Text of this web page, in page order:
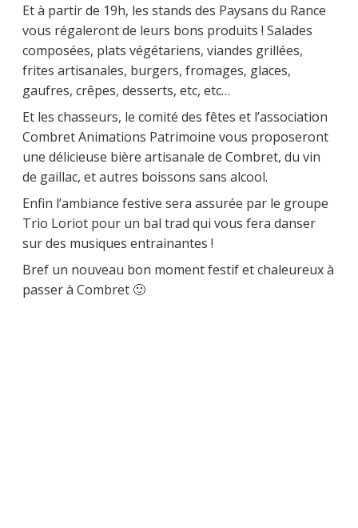
Et à partir de 19h, les stands des Paysans du Rance
vous régaleront de leurs bons produits ! Salades
composées, plats végétariens, viandes grillées,
frites artisanales, burgers, fromages, glaces,
gaufres, crêpes, desserts, etc, etc…
Et les chasseurs, le comité des fêtes et l’association
Combret Animations Patrimoine vous proposeront
une délicieuse bière artisanale de Combret, du vin
de gaillac, et autres boissons sans alcool.
Enfin l’ambiance festive sera assurée par le groupe
Trio Loriot pour un bal trad qui vous fera danser
sur des musiques entrainantes !
Bref un nouveau bon moment festif et chaleureux à
passer à Combret 🙂